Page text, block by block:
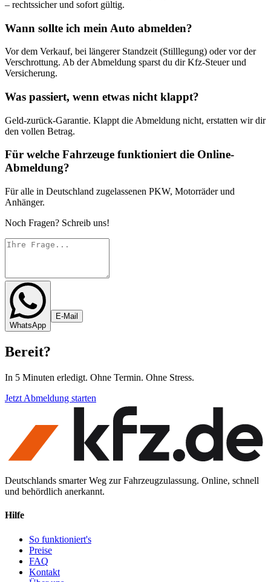
– rechtssicher und sofort gültig.
Wann sollte ich mein Auto abmelden?
Vor dem Verkauf, bei längerer Standzeit (Stilllegung) oder vor der
Verschrottung. Ab der Abmeldung sparst du dir Kfz-Steuer und
Versicherung.
Was passiert, wenn etwas nicht klappt?
Geld-zurück-Garantie. Klappt die Abmeldung nicht, erstatten wir dir
den vollen Betrag.
Für welche Fahrzeuge funktioniert die Online-
Abmeldung?
Für alle in Deutschland zugelassenen PKW, Motorräder und
Anhänger.
Noch Fragen? Schreib uns!
WhatsApp
E-Mail
Bereit?
In 5 Minuten erledigt. Ohne Termin. Ohne Stress.
Jetzt Abmeldung starten
Deutschlands smarter Weg zur Fahrzeugzulassung. Online, schnell
und behördlich anerkannt.
Hilfe
So funktioniert's
Preise
FAQ
Kontakt